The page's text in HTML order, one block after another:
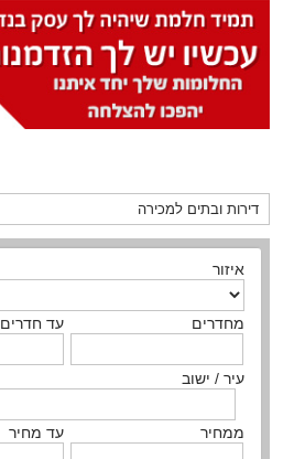
איזור
מחדרים עד חדרים
עיר / ישוב
ממחיר עד מחיר